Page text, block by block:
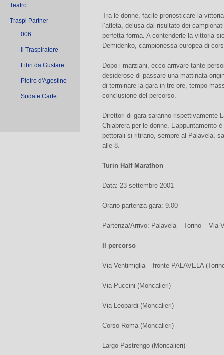
Teatro
Traspi Partner
006
il Traspiratore
Libri da Gustare
Pietro d'Agostino
Sudate Carte
Tra le donne, facile pronosticare la
l’atleta, delusa dal risultato dei
perfetta forma. A contenderle la vittoria
Demidenko, campionessa europea di
Dopo i marziani, ecco arrivare tante
desiderose di passare una mattinata
di terminare la gara in tre ore, tempo
conclusione del percorso.
Direttori di gara saranno rispettivamente
Chiabrera per le donne. L’appuntamento
pettorali si ritirano, sempre al Palavela,
alle 8.
Turin Half Marathon
Data: 23 settembre 2001
Orario partenza gara: 9.00
Partenza/Arrivo: Palavela – Torino – Via
Il percorso
Via Ventimiglia – fronte PALAVELA
Via Puccini (Moncalieri)
Via Leopardi (Moncalieri)
Corso Roma (Moncalieri)
Largo Pastrengo (Moncalieri)